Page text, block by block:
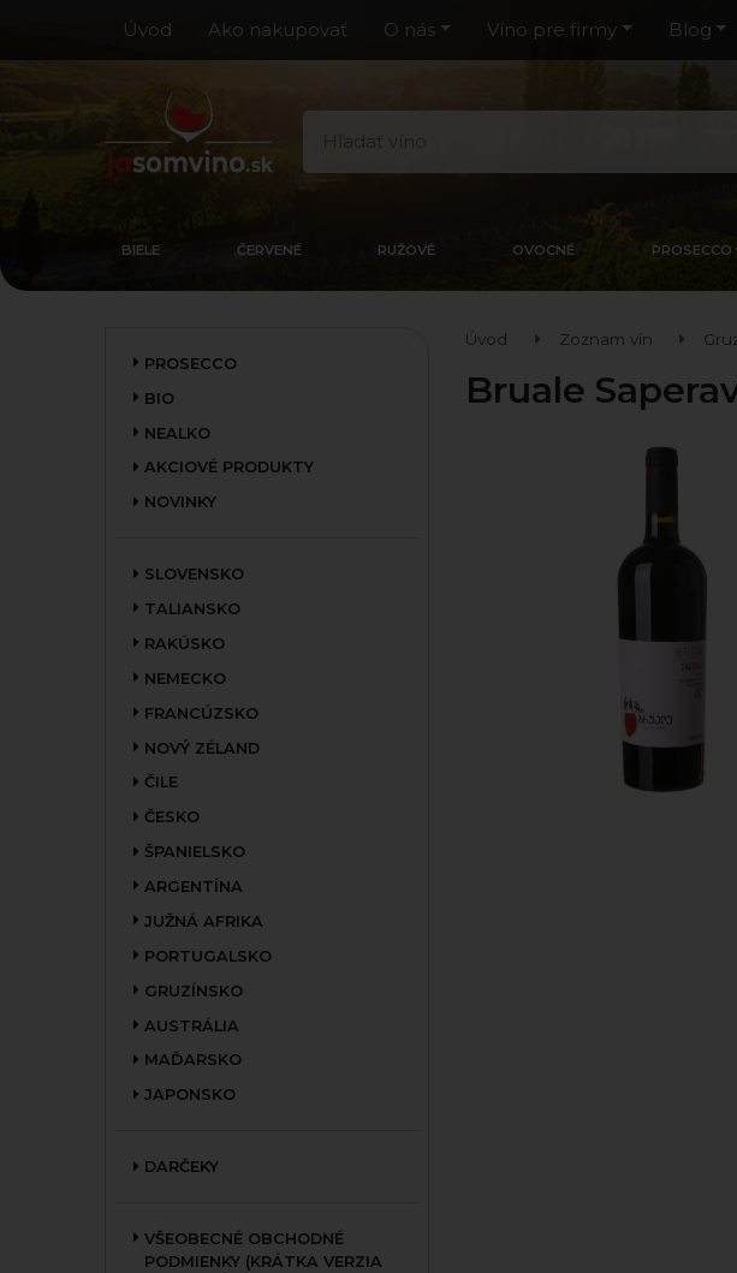
Úvod Ako nakupovať O nás Víno pre firmy Blog
BIELE ČERVENÉ RUŽOVÉ OVOCNÉ PROSECCO
PROSECCO
BIO
NEALKO
AKCIOVÉ PRODUKTY
NOVINKY
SLOVENSKO
TALIANSKO
RAKÚSKO
NEMECKO
FRANCÚZSKO
NOVÝ ZÉLAND
ČILE
ČESKO
ŠPANIELSKO
ARGENTÍNA
JUŽNÁ AFRIKA
PORTUGALSKO
GRUZÍNSKO
AUSTRÁLIA
MAĎARSKO
JAPONSKO
DARČEKY
VŠEOBECNÉ OBCHODNÉ
PODMIENKY (KRÁTKA VERZIA
Úvod Zoznam vín
Bruale